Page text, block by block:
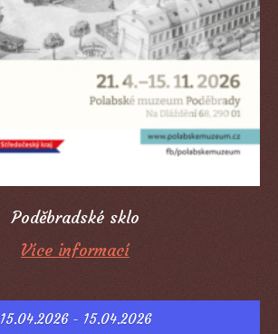
Poděbradské sklo
Více informací
15.04.2026 - 15.04.2026